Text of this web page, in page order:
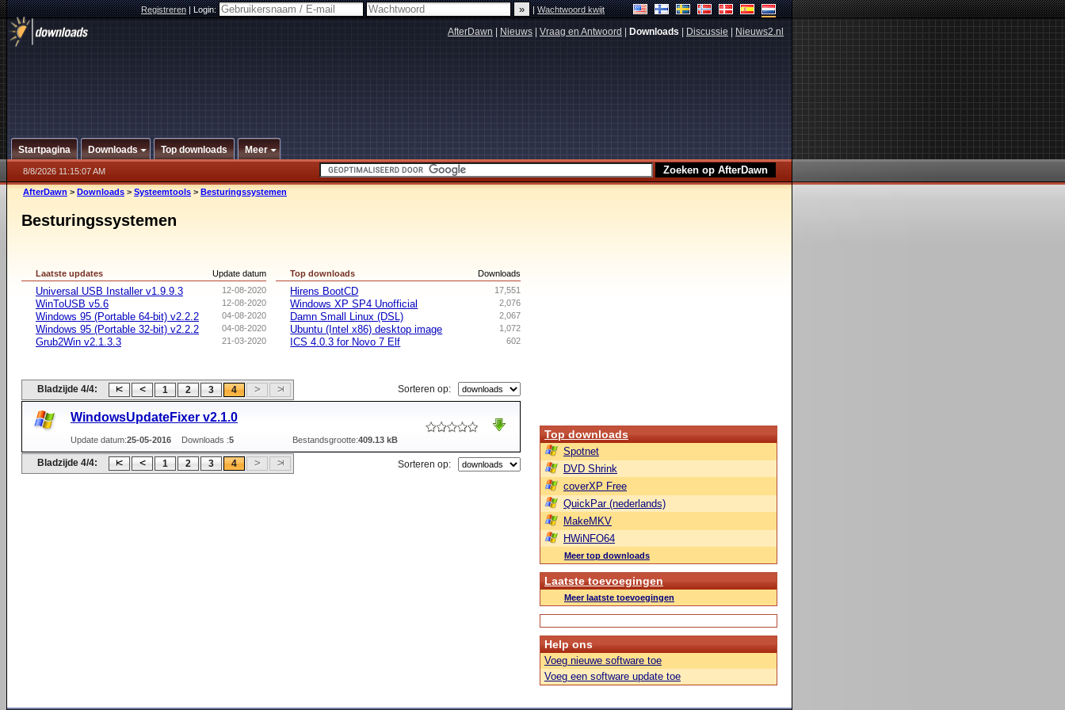
Registreren|Login: |Wachtwoord kwijt
AfterDawn Nieuws Vraag en Antwoord Downloads Discussie Nieuws2.nl
Startpagina Downloads Top downloads Meer
8/8/2026 11:15:07 AM
AfterDawn > Downloads > Systeemtools > Besturingssystemen
Besturingssystemen
Update datum
Laatste updates
12-08-2020
Universal USB Installer v1.9.9.3
12-08-2020
WinToUSB v5.6
04-08-2020
Windows 95 (Portable 64-bit) v2.2.2
04-08-2020
Windows 95 (Portable 32-bit) v2.2.2
21-03-2020
Grub2Win v2.1.3.3
Downloads
Top downloads
17,551
Hirens BootCD
2,076
Windows XP SP4 Unofficial
2,067
Damn Small Linux (DSL)
1,072
Ubuntu (Intel x86) desktop image
602
ICS 4.0.3 for Novo 7 Elf
Bladzijde 4/4: 1 2 3 4 Sorteren op:
WindowsUpdateFixer v2.1.0
Update datum:25-05-2016 Downloads :5 Bestandsgrootte:409.13 kB
Bladzijde 4/4: 1 2 3 4 Sorteren op:
Top downloads
Spotnet
DVD Shrink
coverXP Free
QuickPar (nederlands)
MakeMKV
HWiNFO64
Meer top downloads
Laatste toevoegingen
Meer laatste toevoegingen
Help ons
Voeg nieuwe software toe
Voeg een software update toe